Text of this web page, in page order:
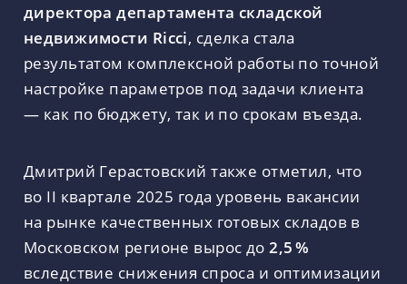
директора департамента складской
недвижимости Ricci, сделка стала
результатом комплексной работы по точной
настройке параметров под задачи клиента
— как по бюджету, так и по срокам въезда.
Дмитрий Герастовский также отметил, что
во II квартале 2025 года уровень вакансии
на рынке качественных готовых складов в
Московском регионе вырос до2,5 %
вследствие снижения спроса и оптимизации